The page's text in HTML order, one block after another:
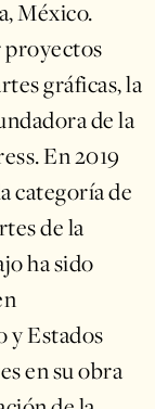
México.
proyectos
gráficas, la
de la
En 2019
categoría de
de la
ha sido
y Estados
en su obra